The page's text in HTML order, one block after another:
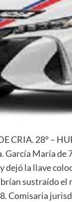
CRIA. 28° –
García María de
dejó la llave
sustraído
Comisaria